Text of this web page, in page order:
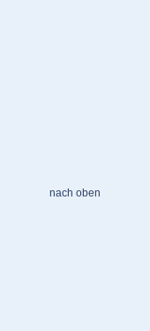
nach oben